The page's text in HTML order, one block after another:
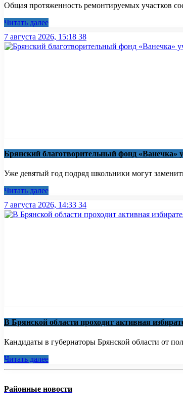
Общая протяженность ремонтируемых участков
Читать далее
7 августа 2026, 15:18 38
Брянский благотворительный фонд «Ванечка»
Уже девятый год подряд школьники могут
Читать далее
7 августа 2026, 14:33 34
В Брянской области проходит активная
Кандидаты в губернаторы Брянской области от
Читать далее
Районные новости